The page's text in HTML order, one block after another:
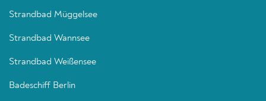
Strandbad Müggelsee
Strandbad Wannsee
Strandbad Weißensee
Badeschiff Berlin